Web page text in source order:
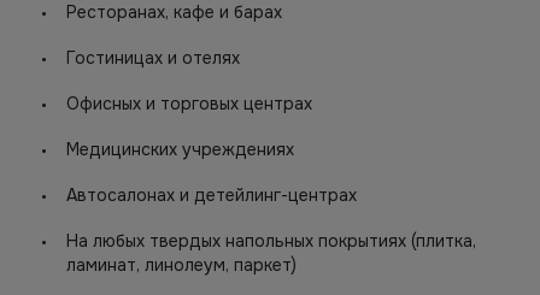
Ресторанах, кафе и барах
Гостиницах и отелях
Офисных и торговых центрах
Медицинских учреждениях
Автосалонах и детейлинг-центрах
На любых твердых напольных покрытиях (плитка,
ламинат, линолеум, паркет)